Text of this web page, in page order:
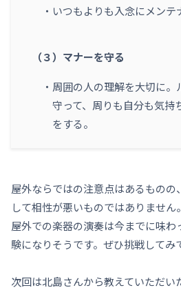
いつもよりも入念にメンテ
（３）マナーを守る
周囲の人の理解を大切に。
守って、周りも自分も気持
をする。
屋外ならではの注意点はあるもの
して相性が悪いものではありません。
屋外での楽器の演奏は今までに味
験になりそうです。ぜひ挑戦してみ
次回は北島さんから教えていただい